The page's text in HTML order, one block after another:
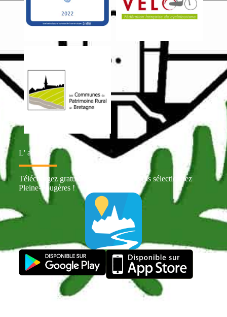
L' appli
Téléchargez gratuitement Intramuros puis sélectionnez
Pleine-Fougères !